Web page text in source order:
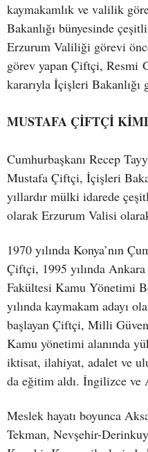
kaymakamlık ve valilik
Bakanlığı bünyesinde
Erzurum Valiliği görevi
görev yapan Çiftçi, Resmi
kararıyla İçişleri
MUSTAFA ÇİFTÇİ
Cumhurbaşkanı Recep
Mustafa Çiftçi, İçişleri
yıllardır mülki idarede
olarak Erzurum Valisi
1970 yılında Konya’nın
Çiftçi, 1995 yılında
Fakültesi Kamu Yönetimi
yılında kaymakam adayı
başlayan Çiftçi, Milli
Kamu yönetimi alanında
iktisat, ilahiyat, adalet ve
da eğitim aldı. İngilizce ve
Meslek hayatı boyunca
Tekman, Nevşehir-